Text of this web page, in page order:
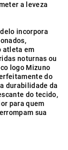
a leveza
incorpora
atleta em
noturnas ou
logo Mizuno
do
durabilidade da
do tecido,
para quem
sua